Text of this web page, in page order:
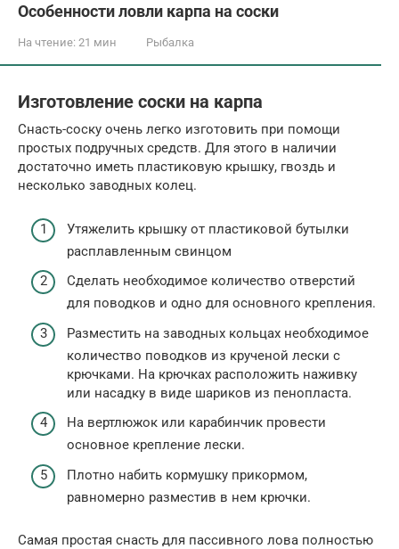
Особенности ловли карпа на соски
На чтение: 21 мин Рыбалка
Изготовление соски на карпа
Снасть-соску очень легко изготовить при помощи
простых подручных средств. Для этого в наличии
достаточно иметь пластиковую крышку, гвоздь и
несколько заводных колец.
Утяжелить крышку от пластиковой бутылки
расплавленным свинцом
Сделать необходимое количество отверстий
для поводков и одно для основного крепления.
Разместить на заводных кольцах необходимое
количество поводков из крученой лески с
крючками. На крючках расположить наживку
или насадку в виде шариков из пенопласта.
На вертлюжок или карабинчик провести
основное крепление лески.
Плотно набить кормушку прикормом,
равномерно разместив в нем крючки.
Самая простая снасть для пассивного лова полностью